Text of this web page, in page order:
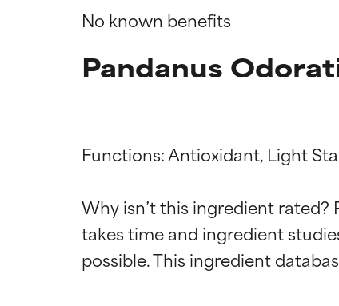
No known benefits
Pandanus
Functions: Antioxidant, Light
Why isn’t this ingredient
takes time and ingredient
BEDST
BEDST